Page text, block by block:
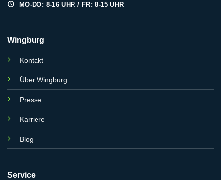
MO-DO: 8-16 UHR / FR: 8-15 UHR
Wingburg
Kontakt
Über Wingburg
Presse
Karriere
Blog
Service